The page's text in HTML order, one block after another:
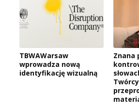
TBWAWarsaw
wprowadza nową
identyfikację wizualną
Znana